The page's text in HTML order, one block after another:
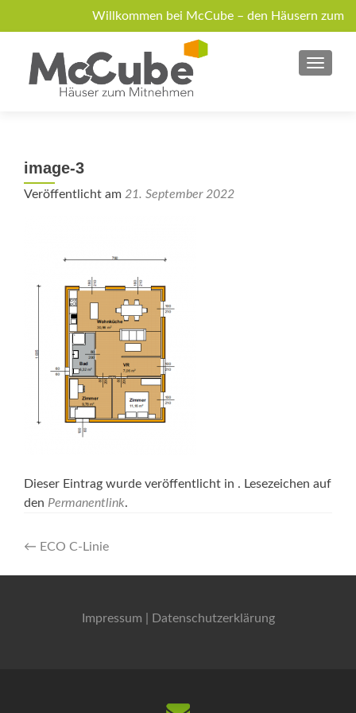
Willkommen bei McCube – den Häusern zum
Mitnehmen!
Über McCube Modelle News Anfrage
MENU
image-3
Veröffentlicht am 21. September 2022
Dieser Eintrag wurde veröffentlicht in . Lesezeichen auf
den Permanentlink.
Artikel-
Navigation
← ECO C-Linie
Impressum Datenschutzerklärung